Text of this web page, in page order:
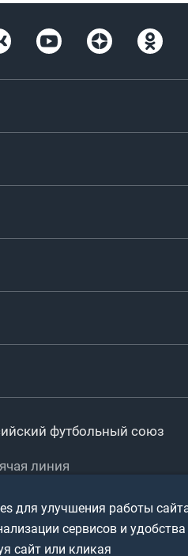
Любители
Спортшколы
Ветераны
футбольный союз
линия
персональных данных
информации
для улучшения работы
сервисов и удобства
сайт или кликая